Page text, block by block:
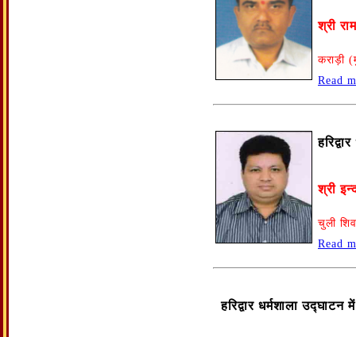
श्री
कराड़ी
Read
श्री
चुली
Read
हरिद्वार धर्मशाला